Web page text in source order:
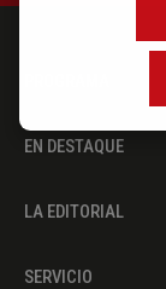
EN DESTAQUE
LA EDITORIAL
SERVICIO